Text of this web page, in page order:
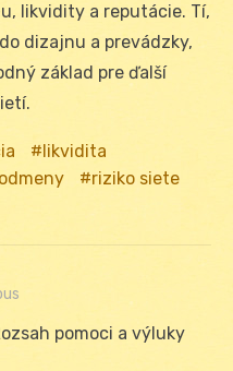
likvidity a reputácie. Tí,
dizajnu a prevádzky,
základ pre ďalší
likvidita
odmeny
riziko siete
pomoci a výluky